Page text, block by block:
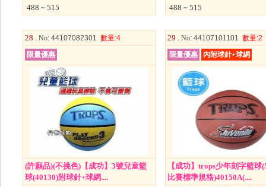
488 ~ 515 488 ~ 515
28 . No: 44107082301 數量:4
限量優惠
(許願品)(不挑色)【成功】3號兒童籃
球(40130)附球針+球網....
29 . No: 44107101101 數量:2
限量優惠
內附球針+球網
【成功】trops少年刻字籃球
比賽標準規格)40150A(....